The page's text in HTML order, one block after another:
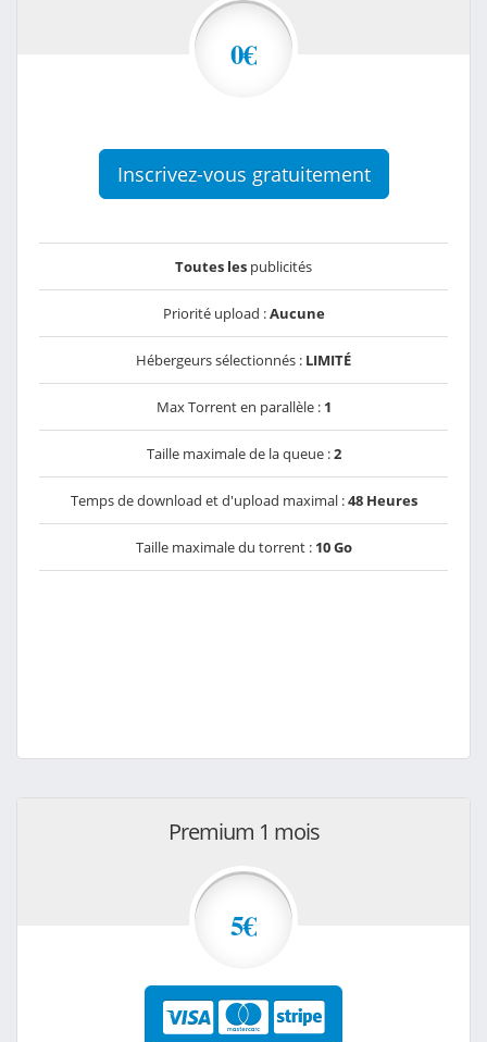
0€
Inscrivez-vous gratuitement
Toutes les publicités
Priorité upload :Aucune
Hébergeurs sélectionnés : LIMITÉ
Max Torrent en parallèle : 1
Taille maximale de la queue :2
Temps de download et d'upload maximal :48 Heures
Taille maximale du torrent : 10 Go
Premium 1 mois
5€